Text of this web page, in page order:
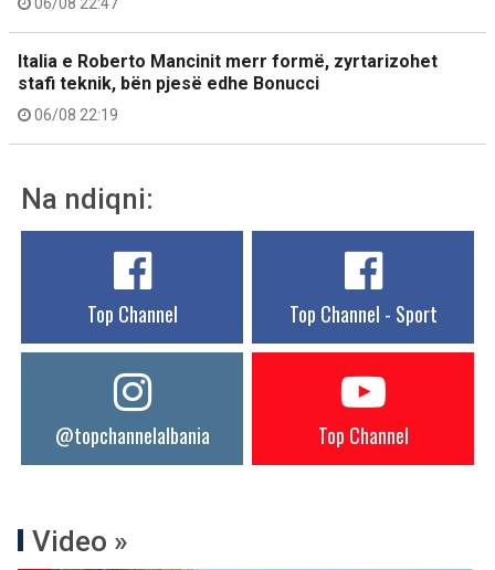
Italia e Roberto Mancinit merr formë, zyrtarizohet
stafi teknik, bën pjesë edhe Bonucci
06/08 22:19
Na ndiqni:
Top Channel Top Channel - Sport
@topchannelalbania Top Channel
Video »